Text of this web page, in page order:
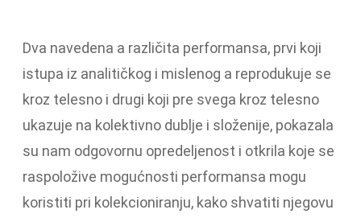
Dva navedena a različita performansa, prvi koji
istupa iz analitičkog i mislenog a reprodukuje se
kroz telesno i drugi koji pre svega kroz telesno
ukazuje na kolektivno dublje i složenije, pokazala
su nam odgovornu opredeljenost i otkrila koje se
raspoložive mogućnosti performansa mogu
koristiti pri kolekcioniranju, kako shvatiti njegovu